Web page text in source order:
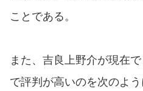
ことである。
また、吉良上野介が現在
で評判が高いのを次のよ